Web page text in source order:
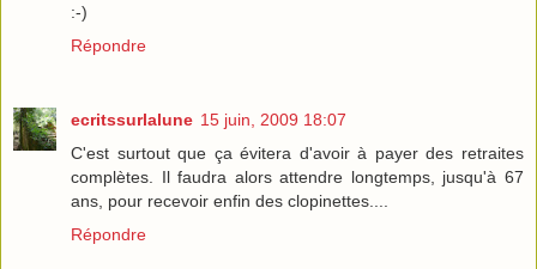
:-)
Répondre
ecritssurlalune 15 juin, 2009 18:07
C'est surtout que ça évitera d'avoir à payer des retraites
complètes. Il faudra alors attendre longtemps, jusqu'à 67
ans, pour recevoir enfin des clopinettes....
Répondre